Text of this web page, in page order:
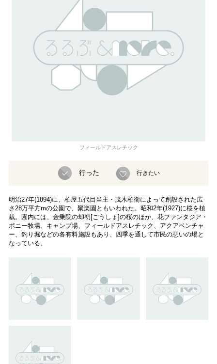
フィールドアスレチック
行った 行きたい
明治27年(1894)に、柏屋五代目当主・茂木柏衛によって創設された広
さ28万平方mの公園で、聚楽園ともいわれた。昭和2年(1927)に桜を植
栽。園内には、金乗院の却初[ごうしょ]の桜のほか、花ファンタジア・
ポニー牧場、キャンプ場、フィールドアスレチック、アクアベンチャ
ー、釣り堀などの各有料施設もあり、四季を通して市民の憩いの場と
なっている。